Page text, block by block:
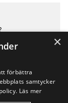
till Idre
×
förbättra
samtycker
Läs mer